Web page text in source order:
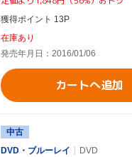
獲得ポイント 13P
在庫あり
発売年月日：2016/01/06
カートへ追加
中古
DVD・ブルーレイ
DVD